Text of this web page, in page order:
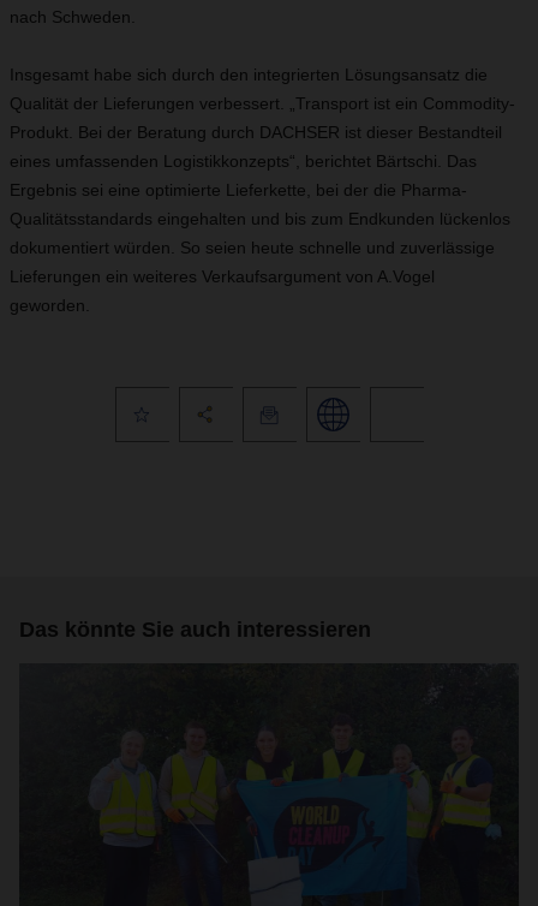
nach Schweden.
Insgesamt habe sich durch den integrierten Lösungsansatz die
Qualität der Lieferungen verbessert. „Transport ist ein Commodity-
Produkt. Bei der Beratung durch DACHSER ist dieser Bestandteil
eines umfassenden Logistikkonzepts“, berichtet Bärtschi. Das
Ergebnis sei eine optimierte Lieferkette, bei der die Pharma-
Qualitätsstandards eingehalten und bis zum Endkunden lückenlos
dokumentiert würden. So seien heute schnelle und zuverlässige
Lieferungen ein weiteres Verkaufsargument von A.Vogel
geworden.
Das könnte Sie auch interessieren